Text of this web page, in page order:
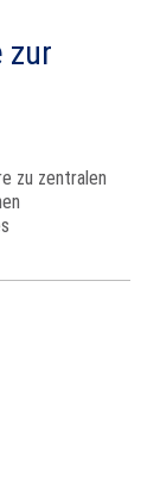
zur
zu zentralen